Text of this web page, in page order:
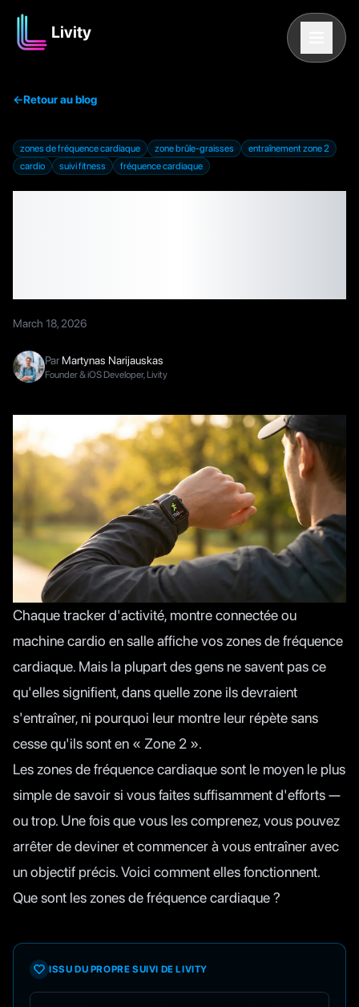
Livity
←Retour au blog
zones de fréquence cardiaque zone brûle-graisses
entraînement zone 2
cardio
suivi fitness fréquence cardiaque
March 18, 2026
Par Martynas Narijauskas
Founder & iOS Developer, Livity
Chaque tracker d'activité, montre connectée ou
machine cardio en salle affiche vos zones de fréquence
cardiaque. Mais la plupart des gens ne savent pas ce
qu'elles signifient, dans quelle zone ils devraient
s'entraîner, ni pourquoi leur montre leur répète sans
cesse qu'ils sont en « Zone 2 ».
Les zones de fréquence cardiaque sont le moyen le plus
simple de savoir si vous faites suffisamment d'efforts —
ou trop. Une fois que vous les comprenez, vous pouvez
arrêter de deviner et commencer à vous entraîner avec
un objectif précis. Voici comment elles fonctionnent.
Que sont les zones de fréquence cardiaque ?
ISSU DU PROPRE SUIVI DE LIVITY